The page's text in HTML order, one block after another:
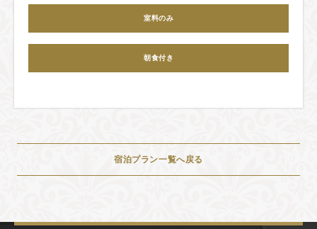
室料のみ
朝食付き
宿泊プラン一覧へ戻る